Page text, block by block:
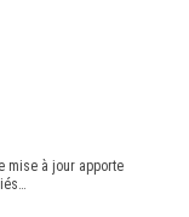
mise à jour apporte